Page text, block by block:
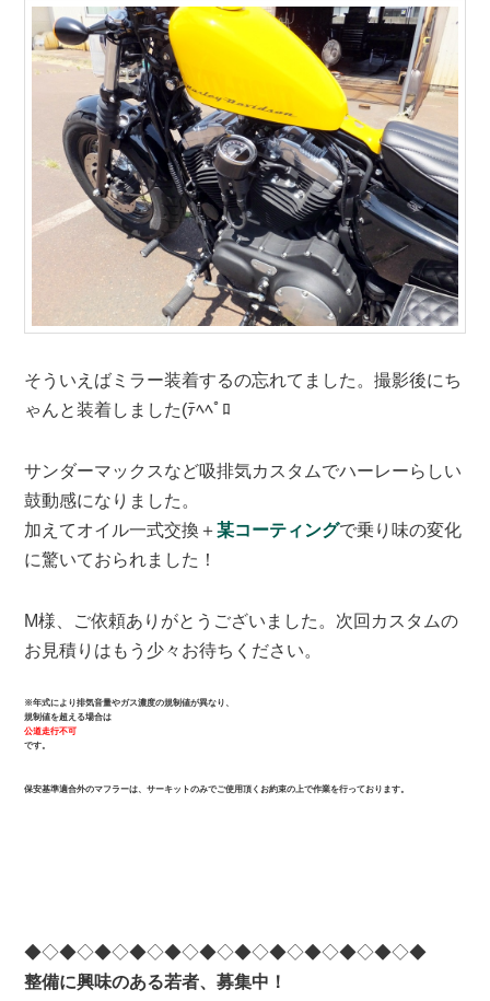
そういえばミラー装着するの忘れてました。撮影後にち
ゃんと装着しました(ﾃﾍﾍﾟﾛ
サンダーマックスなど吸排気カスタムでハーレーらしい
鼓動感になりました。
加えてオイル一式交換＋某コーティングで乗り味の変化
に驚いておられました！
M様、ご依頼ありがとうございました。次回カスタムの
お見積りはもう少々お待ちください。
※年式により排気音量やガス濃度の規制値が異なり、
規制値を超える場合は
公道走行不可
です。
保安基準適合外のマフラーは、サーキットのみでご使用頂くお約束の上で作業を行っております。
◆◇◆◇◆◇◆◇◆◇◆◇◆◇◆◇◆◇◆◇◆◇◆
整備に興味のある若者、募集中！